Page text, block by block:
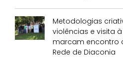
Metodologias
violências e visita
marcam encontro
Rede de Diaconia